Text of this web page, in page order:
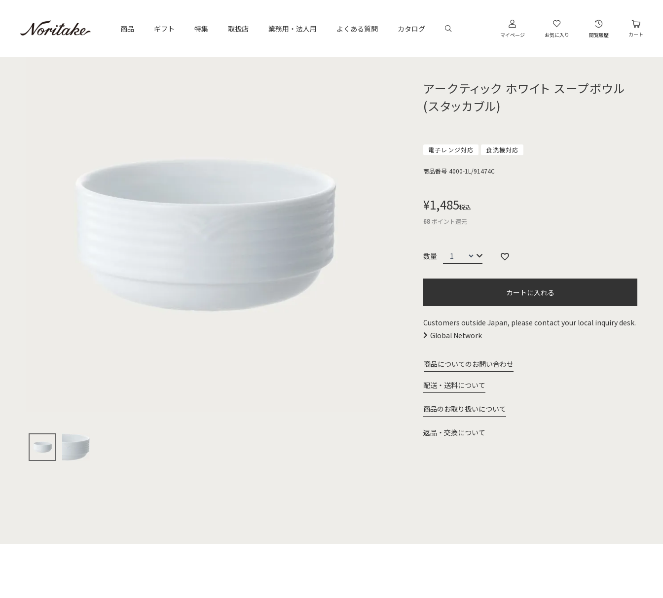
商品 ギフト 特集 取扱店 業務用・法人用 よくある質問 カタログ
マイページ お気に入り 閲覧履歴 カート
アークティック ホワイト スープボウル
(スタッカブル)
電子レンジ対応 食洗機対応
商品番号 4000-1L/91474C
¥1,485税込
68ポイント還元
カートに入れる
Customers outside Japan, please contact your local inquiry desk.
Global Network
商品についてのお問い合わせ
配送・送料について
商品のお取り扱いについて
返品・交換について